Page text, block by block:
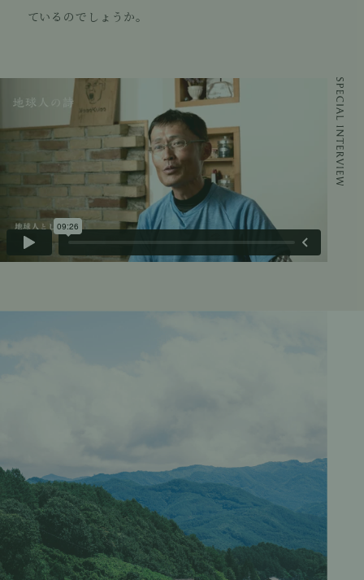
ているのでしょうか。